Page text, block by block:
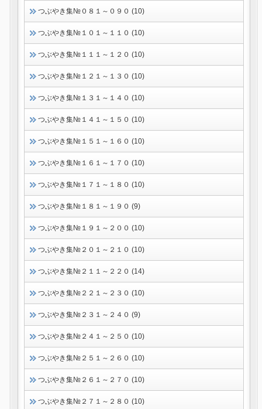
つぶやき集№０８１～０９０ (10)
つぶやき集№１０１～１１０ (10)
つぶやき集№１１１～１２０ (10)
つぶやき集№１２１～１３０ (10)
つぶやき集№１３１～１４０ (10)
つぶやき集№１４１～１５０ (10)
つぶやき集№１５１～１６０ (10)
つぶやき集№１６１～１７０ (10)
つぶやき集№１７１～１８０ (10)
つぶやき集№１８１～１９０ (9)
つぶやき集№１９１～２００ (10)
つぶやき集№２０１～２１０ (10)
つぶやき集№２１１～２２０ (14)
つぶやき集№２２１～２３０ (10)
つぶやき集№２３１～２４０ (9)
つぶやき集№２４１～２５０ (10)
つぶやき集№２５１～２６０ (10)
つぶやき集№２６１～２７０ (10)
つぶやき集№２７１～２８０ (10)